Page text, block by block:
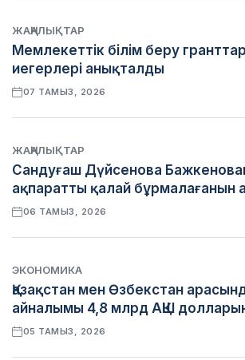
ЖАҢАЛЫҚТАР
Мемлекеттік білім беру
иегерлері анықталды
07 ТАМЫЗ, 2026
ЖАҢАЛЫҚТАР
Сандуғаш Дүйсенова
ақпаратты қалай бұрмалағанын
06 ТАМЫЗ, 2026
ЭКОНОМИКА
Қазақстан мен Өзбекстан
айналымы 4,8 млрд АҚШ
05 ТАМЫЗ, 2026